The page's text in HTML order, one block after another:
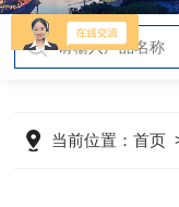
当前位置：首页